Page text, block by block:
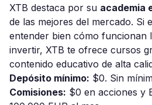
XTB destaca por su academia
de las mejores del mercado. Si
entender bien cómo funcionan
invertir, XTB te ofrece cursos
contenido educativo de alta
Depósito mínimo: $0. Sin
Comisiones: $0 en acciones y